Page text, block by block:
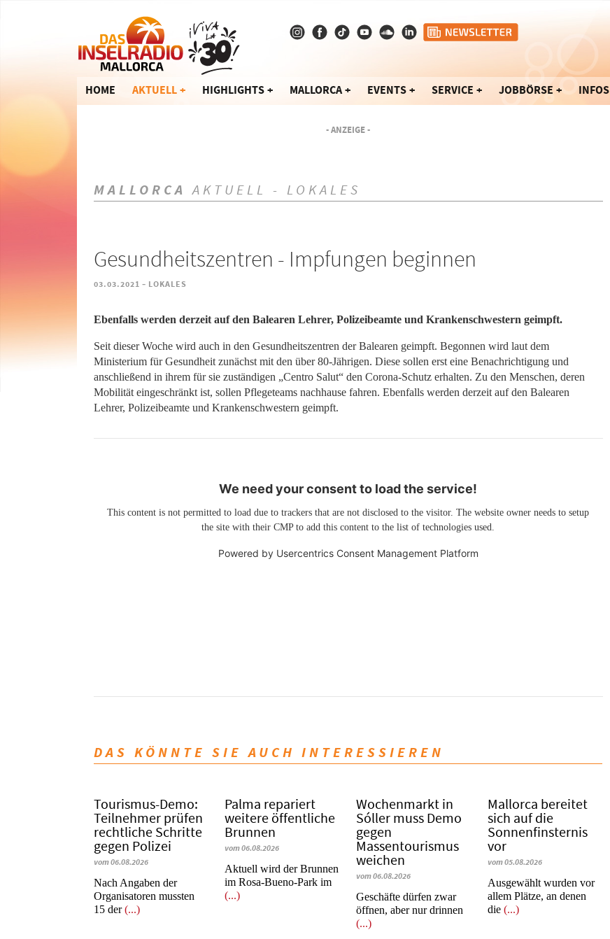
HOME AKTUELL HIGHLIGHTS MALLORCA EVENTS SERVICE JOBBÖRSE INFOS
- ANZEIGE -
MALLORCA AKTUELL - LOKALES
Gesundheitszentren - Impfungen beginnen
03.03.2021 - LOKALES
Ebenfalls werden derzeit auf den Balearen Lehrer, Polizeibeamte und Krankenschwestern geimpft.
Seit dieser Woche wird auch in den Gesundheitszentren der Balearen geimpft. Begonnen wird laut dem
Ministerium für Gesundheit zunächst mit den über 80-Jährigen. Diese sollen erst eine Benachrichtigung und
anschließend in ihrem für sie zuständigen „Centro Salut“ den Corona-Schutz erhalten. Zu den Menschen, deren
Mobilität eingeschränkt ist, sollen Pflegeteams nachhause fahren. Ebenfalls werden derzeit auf den Balearen
Lehrer, Polizeibeamte und Krankenschwestern geimpft.
We need your consent to load the service!
This content is not permitted to load due to trackers that are not disclosed to the visitor. The website owner needs to setup
the site with their CMP to add this content to the list of technologies used.
Powered by Usercentrics Consent Management Platform
DAS KÖNNTE SIE AUCH INTERESSIEREN
Tourismus-Demo:
Teilnehmer prüfen
rechtliche Schritte
gegen Polizei
vom 06.08.2026
Nach Angaben der
Organisatoren mussten
15 der(...)
Palma repariert
weitere öffentliche
Brunnen
vom 06.08.2026
Aktuell wird der Brunnen
im Rosa-Bueno-Park im
(...)
Wochenmarkt in
Sóller muss Demo
gegen
Massentourismus
weichen
vom 06.08.2026
Geschäfte dürfen zwar
öffnen, aber nur drinnen
(...)
Mallorca bereitet
sich auf die
Sonnenfinsternis
vor
vom 05.08.2026
Ausgewählt wurden vor
allem Plätze, an denen
die(...)